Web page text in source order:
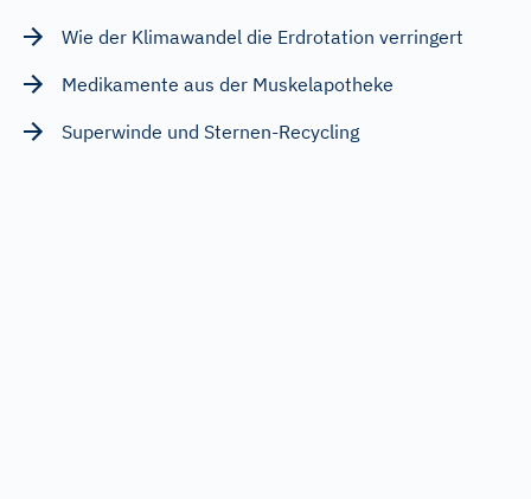
Wie der Klimawandel die Erdrotation verringert
Medikamente aus der Muskelapotheke
Superwinde und Sternen-Recycling